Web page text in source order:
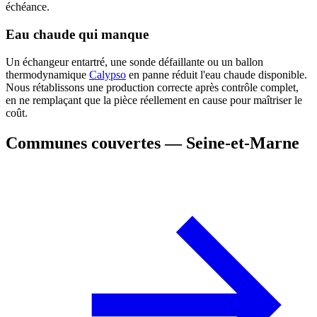
échéance.
Eau chaude qui manque
Un échangeur entartré, une sonde défaillante ou un ballon
thermodynamique Calypso en panne réduit l'eau chaude disponible.
Nous rétablissons une production correcte après contrôle complet,
en ne remplaçant que la pièce réellement en cause pour maîtriser le
coût.
Communes couvertes — Seine-et-Marne